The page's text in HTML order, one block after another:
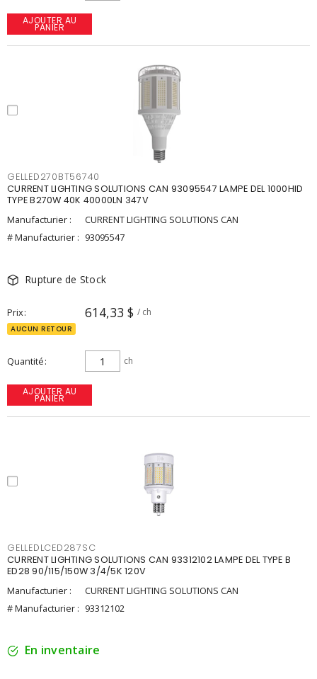
AJOUTER AU
PANIER
GELLED270BT56740
CURRENT LIGHTING SOLUTIONS CAN 93095547 LAMPE DEL 1000HID
TYPE B270W 40K 40000LN 347V
Manufacturier :
CURRENT LIGHTING SOLUTIONS CAN
# Manufacturier : 93095547
Rupture de Stock
Prix 614,33 $ / ch
AUCUN RETOUR
Quantité ch
AJOUTER AU
PANIER
GELLEDLCED287SC
CURRENT LIGHTING SOLUTIONS CAN 93312102 LAMPE DEL TYPE B
ED28 90/115/150W 3/4/5K 120V
Manufacturier :
CURRENT LIGHTING SOLUTIONS CAN
# Manufacturier : 93312102
En inventaire